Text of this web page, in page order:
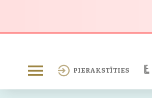
PIERAKSTĪTIES